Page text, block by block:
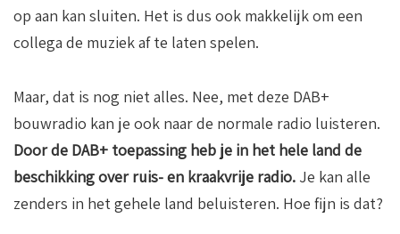
op aan kan sluiten. Het is dus ook makkelijk om een
collega de muziek af te laten spelen.
Maar, dat is nog niet alles. Nee, met deze DAB+
bouwradio kan je ook naar de normale radio luisteren.
Door de DAB+ toepassing heb je in het hele land de
beschikking over ruis- en kraakvrije radio. Je kan alle
zenders in het gehele land beluisteren. Hoe fijn is dat?